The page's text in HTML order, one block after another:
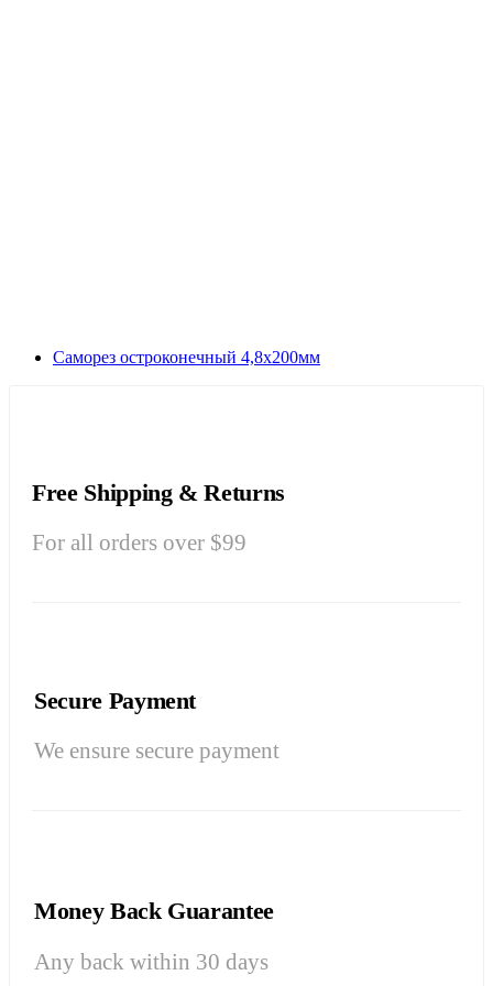
Саморез остроконечный 4,8х200мм
Free Shipping & Returns
For all orders over $99
Secure Payment
We ensure secure payment
Money Back Guarantee
Any back within 30 days